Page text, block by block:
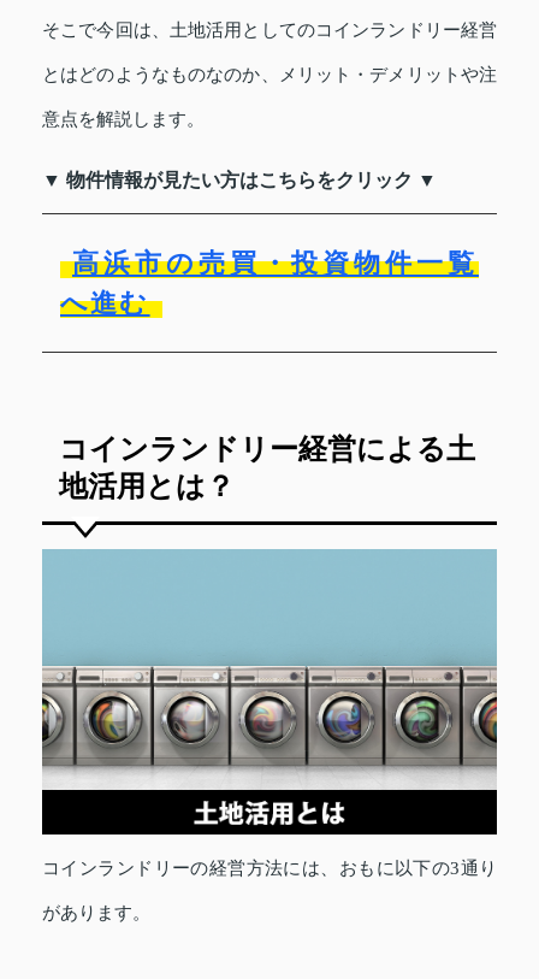
そこで今回は、土地活用としてのコインランドリー経営
とはどのようなものなのか、メリット・デメリットや注
意点を解説します。
▼ 物件情報が見たい方はこちらをクリック ▼
高浜市の売買・投資物件一覧
へ進む
コインランドリー経営による土
地活用とは？
コインランドリーの経営方法には、おもに以下の3通り
があります。